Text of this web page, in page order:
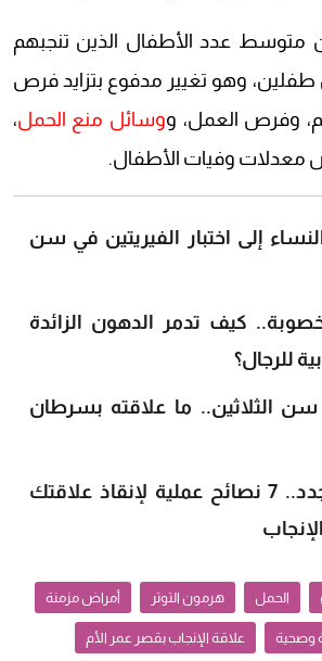
2023، كان متوسط عدد الأطفال الذين تنجبهم
طفلين، وهو تغيير مدفوع بتزايد فرص
وفرص العمل، ووسائل منع الحمل،
معدلات وفيات الأطفال.
إلى اختبار الفيريتين في سن
كيف تدمر الدهون الزائدة
للرجال؟
سن الثلاثين.. ما علاقته بسرطان
للأمهات الجدد.. 7 نصائح عملية لإنقاذ علاقتك
الحمل هرمون التوتر أمراض مزمنة
وصحية علاقة الإنجاب بقصر عمر الأم